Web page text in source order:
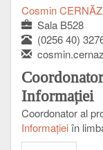
Cosmin
Sala B528
(0256 40)
Informației
Coordonator al
Informațieiîn